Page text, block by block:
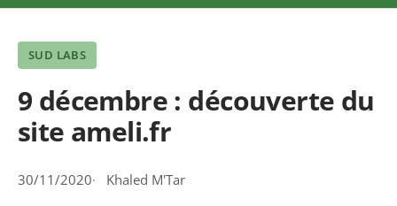
SUD LABS
9 décembre : découverte du
site ameli.fr
30/11/2020 Khaled M'Tar